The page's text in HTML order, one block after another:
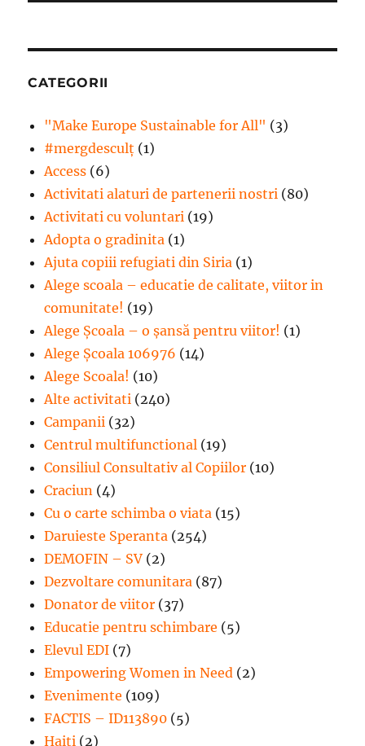
CATEGORII
"Make Europe Sustainable for All" (3)
#mergdesculţ (1)
Access (6)
Activitati alaturi de partenerii nostri (80)
Activitati cu voluntari (19)
Adopta o gradinita (1)
Ajuta copiii refugiati din Siria (1)
Alege scoala – educatie de calitate, viitor in
comunitate! (19)
Alege Şcoala – o şansă pentru viitor! (1)
Alege Școala 106976 (14)
Alege Scoala! (10)
Alte activitati (240)
Campanii (32)
Centrul multifunctional (19)
Consiliul Consultativ al Copiilor (10)
Craciun (4)
Cu o carte schimba o viata (15)
Daruieste Speranta (254)
DEMOFIN – SV (2)
Dezvoltare comunitara (87)
Donator de viitor (37)
Educatie pentru schimbare (5)
Elevul EDI (7)
Empowering Women in Need (2)
Evenimente (109)
FACTIS – ID113890 (5)
Haiti (2)